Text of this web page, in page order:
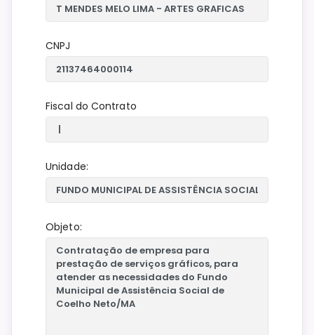
CNPJ
Fiscal do Contrato
Unidade:
Objeto: